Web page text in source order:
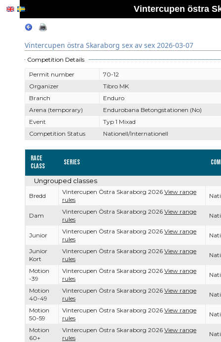
Vintercupen östra
Vintercupen östra Skaraborg sex av sex 2026-03-07
Competition Details
Permit number
70-12
Organizer
Tibro MK
Branch
Enduro
Arena (temporary)
Endurobana Betongstationen (No)
Event
Typ 1 Mixad
Competition Status
Nationell/Internationell
Race
Class
Series
Ungrouped classes
Bredd
Vintercupen Östra Skaraborg 2026 View range
rules
Dam
Vintercupen Östra Skaraborg 2026 View range
rules
Junior
Vintercupen Östra Skaraborg 2026 View range
rules
Junior
Kort
Vintercupen Östra Skaraborg 2026 View range
rules
Motion
-39
Vintercupen Östra Skaraborg 2026 View range
rules
Motion
40-49
Vintercupen Östra Skaraborg 2026 View range
rules
Motion
50-59
Vintercupen Östra Skaraborg 2026 View range
rules
Motion
60+
Vintercupen Östra Skaraborg 2026 View range
rules